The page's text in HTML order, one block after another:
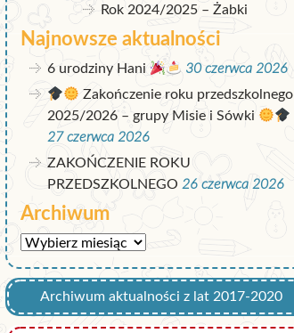
Rok 2024/2025 – Żabki
Najnowsze aktualności
6 urodziny Hani
30 czerwca 2026
Zakończenie roku przedszkolnego
2025/2026 – grupy Misie i Sówki
27 czerwca 2026
ZAKOŃCZENIE ROKU
PRZEDSZKOLNEGO 26 czerwca 2026
Archiwum
Archiwum
Archiwum aktualności z lat 2017-2020